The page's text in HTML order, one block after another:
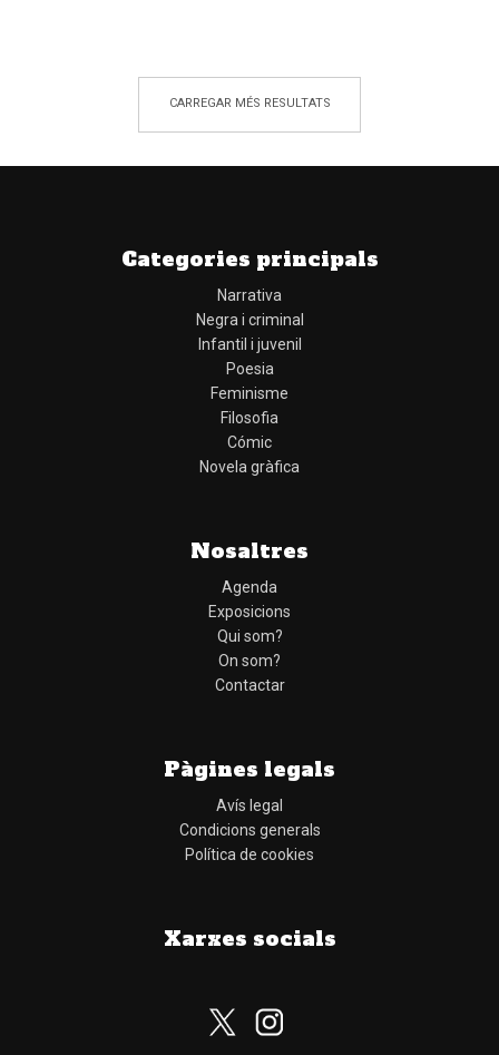
CARREGAR MÉS RESULTATS
Categories principals
Narrativa
Negra i criminal
Infantil i juvenil
Poesia
Feminisme
Filosofia
Cómic
Novela gràfica
Nosaltres
Agenda
Exposicions
Qui som?
On som?
Contactar
Pàgines legals
Avís legal
Condicions generals
Política de cookies
Xarxes socials